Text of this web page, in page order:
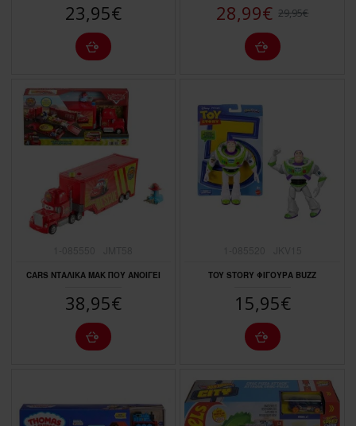
23,95€ 28,99€ 29,95€
CARS ΝΤΑΛΙΚΑ ΜΑΚ ΠΟΥ ΑΝΟΙΓΕΙ
38,95€
TOY STORY ΦΙΓΟΥΡΑ BUZZ
15,95€